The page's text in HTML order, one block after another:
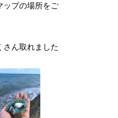
ップの場所をご
さん取れました